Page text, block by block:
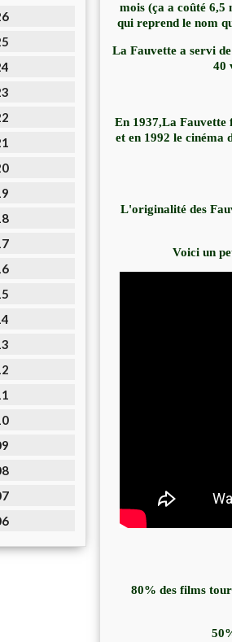
mois (ça a coûté
qui reprend le nom
La Fauvette a servi
40
En 1937,La Fauvette
et en 1992 le cinéma
L'originalité des
Voici un
80% des films